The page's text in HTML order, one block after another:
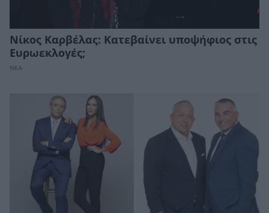
Νίκος Καρβέλας: Κατεβαίνει υποψήφιος στις
Ευρωεκλογές;
ΝΕΑ